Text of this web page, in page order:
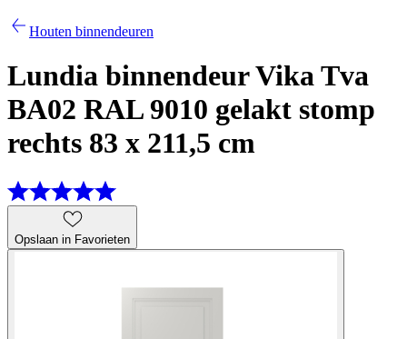
Houten binnendeuren
Lundia binnendeur Vika Tva
BA02 RAL 9010 gelakt stomp
rechts 83 x 211,5 cm
Opslaan in Favorieten